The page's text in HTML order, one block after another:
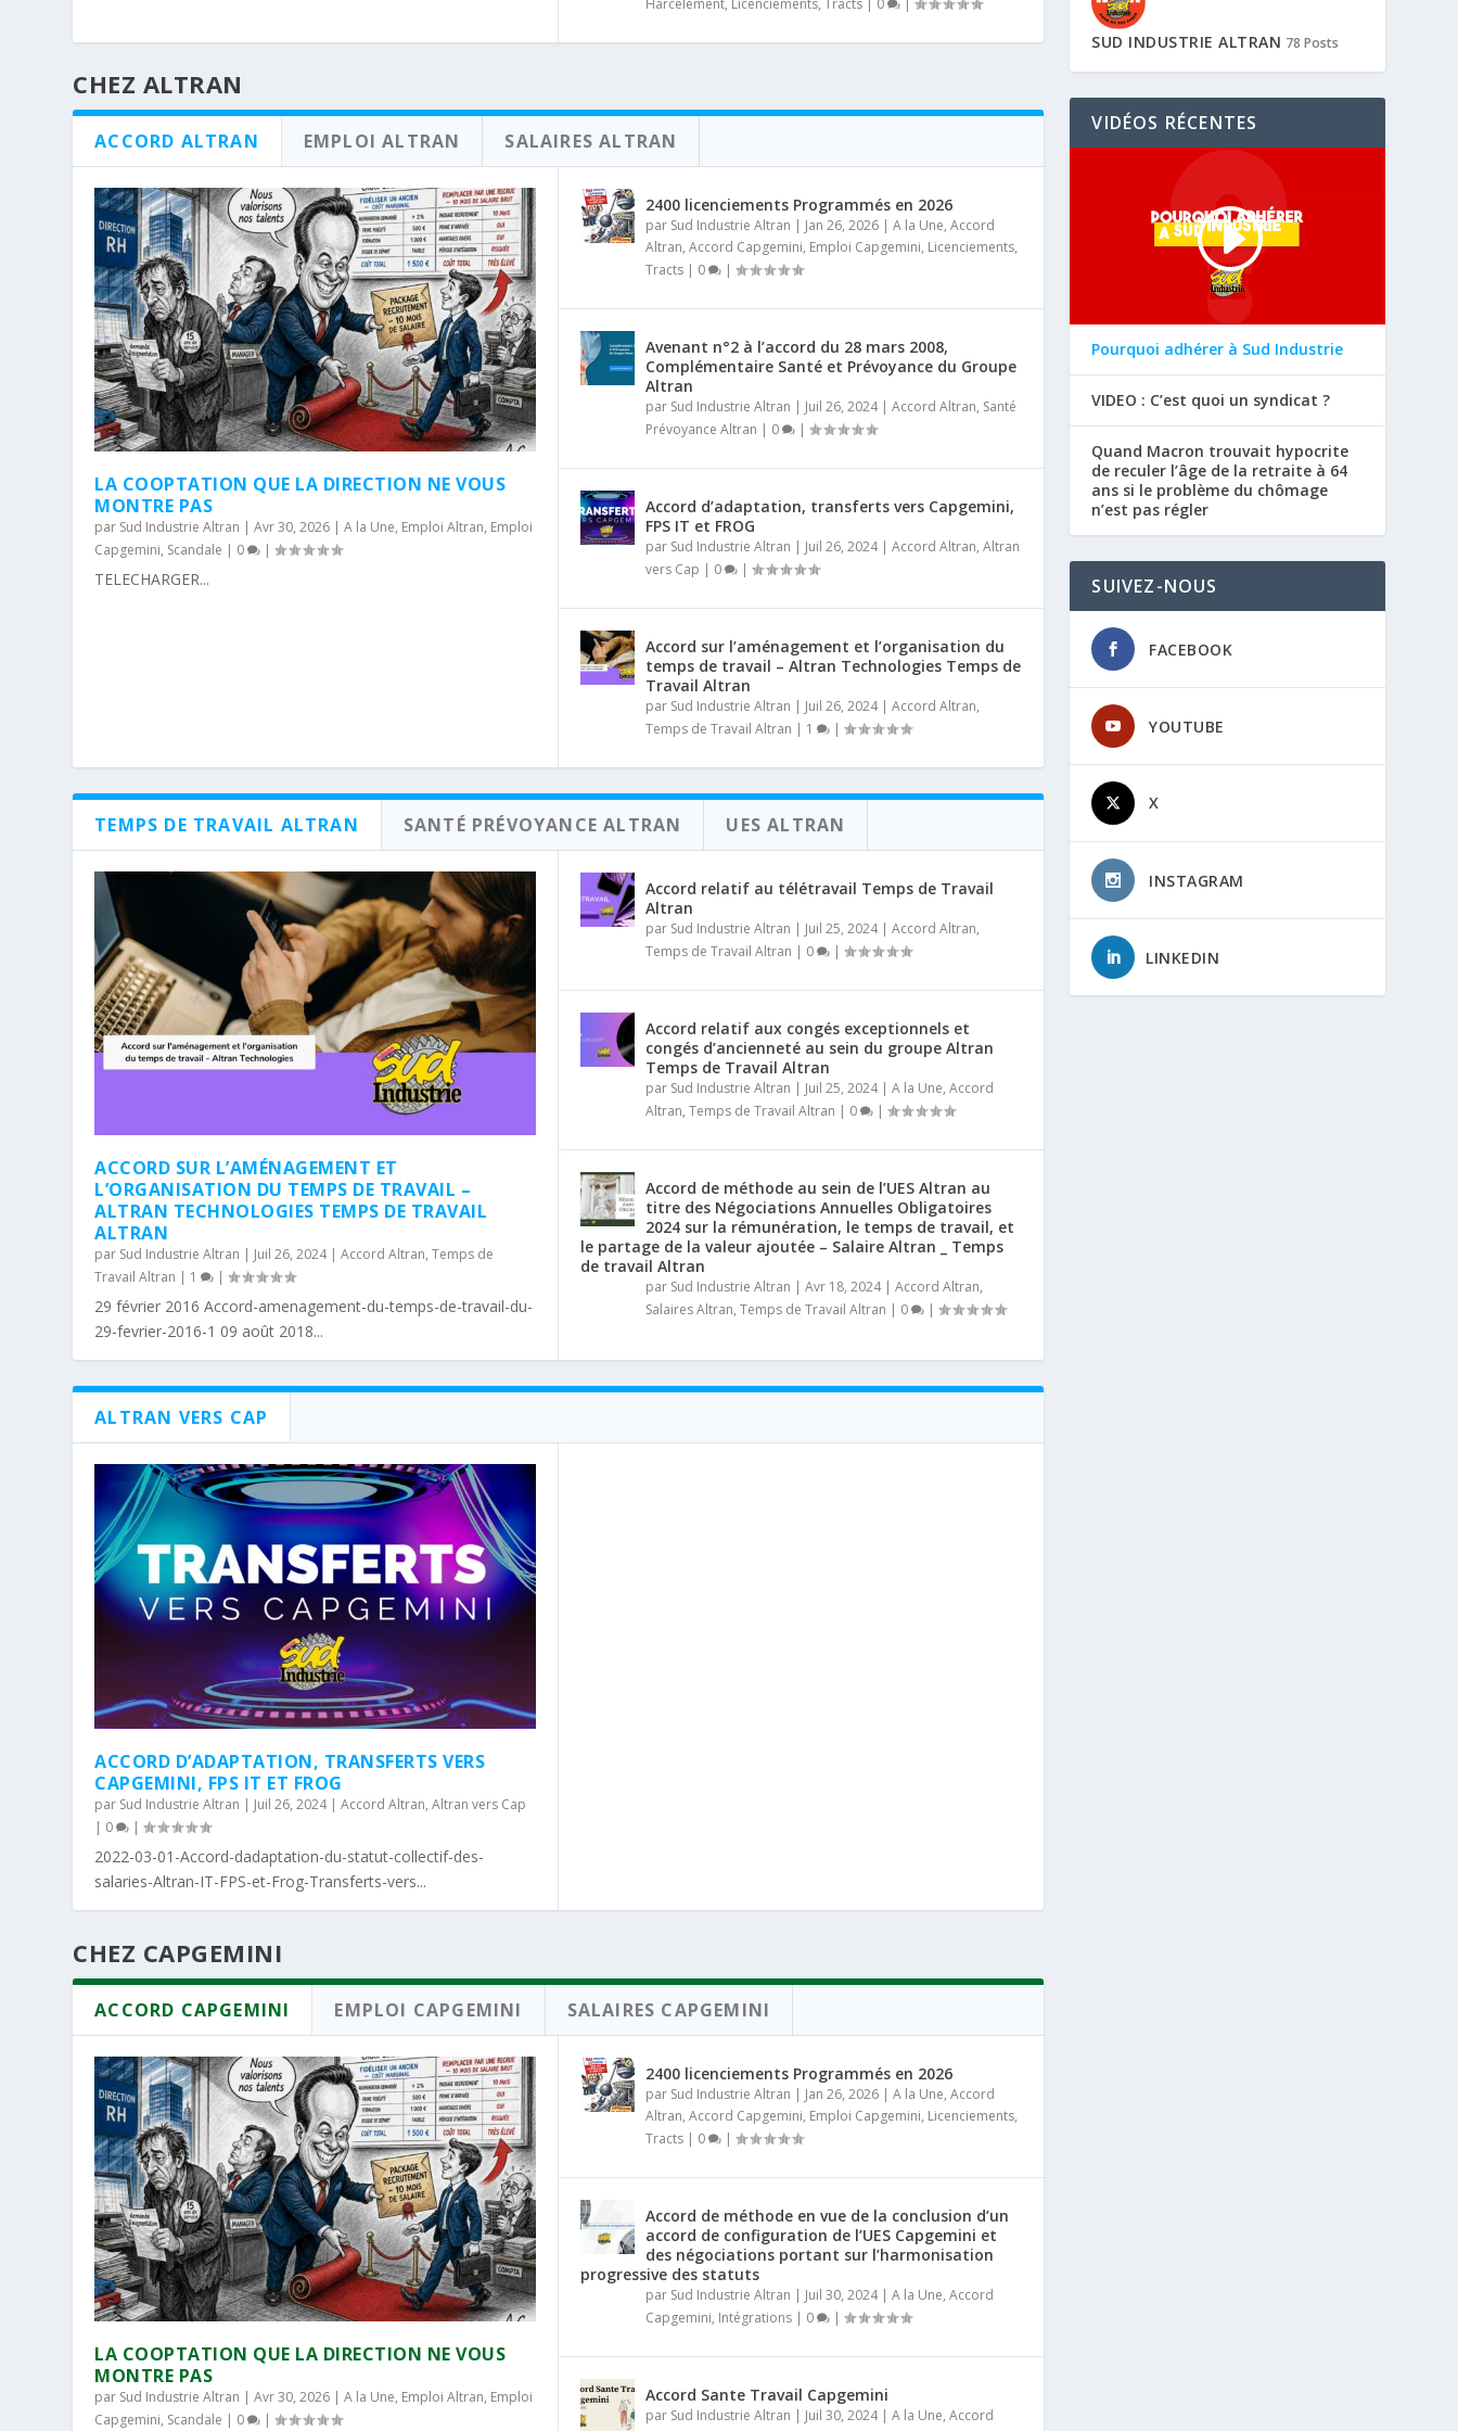
CHEZ ALTRAN
ACCORD ALTRAN EMPLOI ALTRAN SALAIRES ALTRAN
LA COOPTATION QUE LA DIRECTION NE VOUS
MONTRE PAS
par Sud Industrie Altran |Avr 30, 2026 |A la Une, Emploi Altran, Emploi
Capgemini, Scandale | 0 |
TELECHARGER...
2400 licenciements Programmés en 2026
par Sud Industrie Altran | Jan 26, 2026| A la Une, Accord
Altran, Accord Capgemini, Emploi Capgemini, Licenciements,
Tracts| 0 |
Avenant n°2 à l’accord du 28 mars 2008,
Complémentaire Santé et Prévoyance du Groupe
Altran
par Sud Industrie Altran | Juil 26, 2024| Accord Altran, Santé
Prévoyance Altran | 0 |
Accord d’adaptation, transferts vers Capgemini,
FPS IT et FROG
par Sud Industrie Altran | Juil 26, 2024| Accord Altran, Altran
vers Cap | 0 |
Accord sur l’aménagement et l’organisation du
temps de travail – Altran Technologies Temps de
Travail Altran
par Sud Industrie Altran | Juil 26, 2024| Accord Altran,
Temps de Travail Altran | 1 |
TEMPS DE TRAVAIL ALTRAN SANTÉ PRÉVOYANCE ALTRAN UES ALTRAN
ACCORD SUR L’AMÉNAGEMENT ET
L’ORGANISATION DU TEMPS DE TRAVAIL –
ALTRAN TECHNOLOGIES TEMPS DE TRAVAIL
ALTRAN
par Sud Industrie Altran | Juil 26, 2024|Accord Altran,Temps de
Travail Altran | 1 |
29 février 2016 Accord-amenagement-du-temps-de-travail-du-
29-fevrier-2016-1 09 août 2018...
Accord relatif au télétravail Temps de Travail
Altran
par Sud Industrie Altran | Juil 25, 2024| Accord Altran,
Temps de Travail Altran | 0 |
Accord relatif aux congés exceptionnels et
congés d’ancienneté au sein du groupe Altran
Temps de Travail Altran
par Sud Industrie Altran | Juil 25, 2024| A la Une, Accord
Altran, Temps de Travail Altran | 0 |
Accord de méthode au sein de l’UES Altran au
titre des Négociations Annuelles Obligatoires
2024 sur la rémunération, le temps de travail, et
le partage de la valeur ajoutée – Salaire Altran _ Temps
de travail Altran
par Sud Industrie Altran | Avr 18, 2024| Accord Altran,
Salaires Altran, Temps de Travail Altran | 0 |
ALTRAN VERS CAP
ACCORD D’ADAPTATION, TRANSFERTS VERS
CAPGEMINI, FPS IT ET FROG
par Sud Industrie Altran | Juil 26, 2024|Accord Altran,Altran vers Cap
| 0 |
2022-03-01-Accord-dadaptation-du-statut-collectif-des-
salaries-Altran-IT-FPS-et-Frog-Transferts-vers...
CHEZ CAPGEMINI
ACCORD CAPGEMINI EMPLOI CAPGEMINI SALAIRES CAPGEMINI
LA COOPTATION QUE LA DIRECTION NE VOUS
MONTRE PAS
par Sud Industrie Altran |Avr 30, 2026 |A la Une, Emploi Altran, Emploi
Capgemini, Scandale | 0 |
2400 licenciements Programmés en 2026
par Sud Industrie Altran | Jan 26, 2026| A la Une, Accord
Altran, Accord Capgemini, Emploi Capgemini, Licenciements,
Tracts| 0 |
Accord de méthode en vue de la conclusion d’un
accord de configuration de l’UES Capgemini et
des négociations portant sur l’harmonisation
progressive des statuts
par Sud Industrie Altran | Juil 30, 2024| A la Une, Accord
Capgemini, Intégrations| 0 |
Accord Sante Travail Capgemini
par Sud Industrie Altran | Juil 30, 2024| A la Une, Accord
SUD INDUSTRIE ALTRAN 78 Posts
VIDÉOS RÉCENTES
Pourquoi adhérer à Sud Industrie
VIDEO : C’est quoi un syndicat ?
Quand Macron trouvait hypocrite
de reculer l’âge de la retraite à 64
ans si le problème du chômage
n’est pas régler
SUIVEZ-NOUS
FACEBOOK
YOUTUBE
X
INSTAGRAM
LINKEDIN